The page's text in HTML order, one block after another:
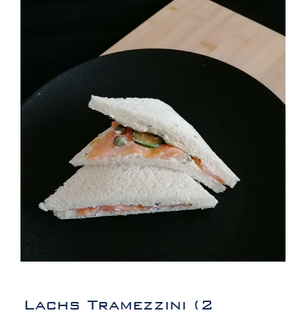
Lachs Tramezzini (2 Stück)
Lachs Tramezzini (2